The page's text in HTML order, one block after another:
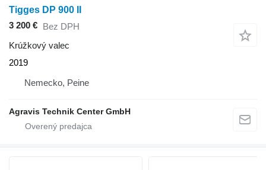
Tigges DP 900 II
3 200 € Bez DPH
Krúžkový valec
2019
Nemecko, Peine
Agravis Technik Center GmbH